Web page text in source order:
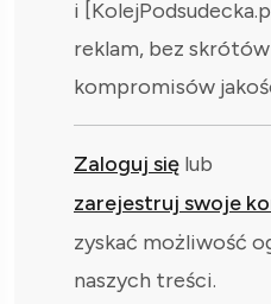
i
reklam, bez
kompromisów
Zaloguj się lub
zarejestruj swoje
zyskać możliwość
naszych treści.